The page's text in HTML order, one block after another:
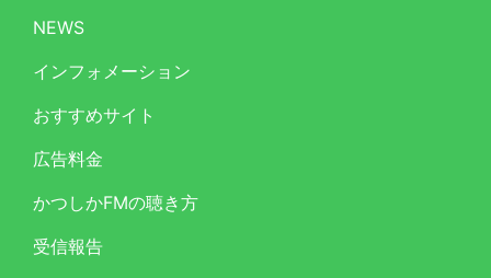
NEWS
インフォメーション
おすすめサイト
広告料金
かつしかFMの聴き方
受信報告